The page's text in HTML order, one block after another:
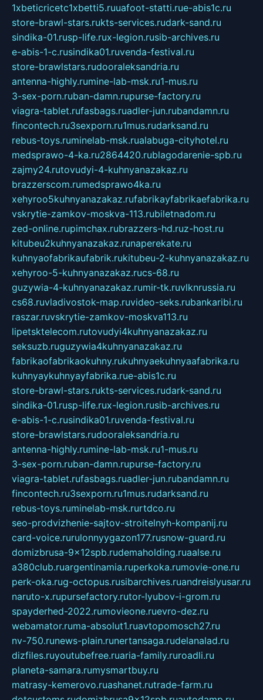
1xbeticricetc1xbetti5.ruuafoot-statti.rue-abis1c.ru
store-brawl-stars.rukts-services.rudark-sand.ru
sindika-01.rusp-life.rux-legion.rusib-archives.ru
e-abis-1-c.rusindika01.ruvenda-festival.ru
store-brawlstars.rudooraleksandria.ru
antenna-highly.rumine-lab-msk.ru1-mus.ru
3-sex-porn.ruban-damn.rupurse-factory.ru
viagra-tablet.rufasbags.ruadler-jun.rubandamn.ru
fincontech.ru3sexporn.ru1mus.rudarksand.ru
rebus-toys.ruminelab-msk.rualabuga-cityhotel.ru
medsprawo-4-ka.ru2864420.rublagodarenie-spb.ru
zajmy24.rutovudyi-4-kuhnyanazakaz.ru
brazzerscom.rumedsprawo4ka.ru
xehyroo5kuhnyanazakaz.rufabrikayfabrikaefabrika.ru
vskrytie-zamkov-moskva-113.rubiletnadom.ru
zed-online.rupimchax.rubrazzers-hd.ruz-host.ru
kitubeu2kuhnyanazakaz.runaperekate.ru
kuhnyaofabrikaufabrik.rukitubeu-2-kuhnyanazakaz.ru
xehyroo-5-kuhnyanazakaz.rucs-68.ru
guzywia-4-kuhnyanazakaz.rumir-tk.ruvlknrussia.ru
cs68.ruvladivostok-map.ruvideo-seks.rubankaribi.ru
raszar.ruvskrytie-zamkov-moskva113.ru
lipetsktelecom.rutovudyi4kuhnyanazakaz.ru
seksuzb.ruguzywia4kuhnyanazakaz.ru
fabrikaofabrikaokuhny.rukuhnyaekuhnyaafabrika.ru
kuhnyaykuhnyayfabrika.rue-abis1c.ru
store-brawl-stars.rukts-services.rudark-sand.ru
sindika-01.rusp-life.rux-legion.rusib-archives.ru
e-abis-1-c.rusindika01.ruvenda-festival.ru
store-brawlstars.rudooraleksandria.ru
antenna-highly.rumine-lab-msk.ru1-mus.ru
3-sex-porn.ruban-damn.rupurse-factory.ru
viagra-tablet.rufasbags.ruadler-jun.rubandamn.ru
fincontech.ru3sexporn.ru1mus.rudarksand.ru
rebus-toys.ruminelab-msk.rurtdco.ru
seo-prodvizhenie-sajtov-stroitelnyh-kompanij.ru
card-voice.rurulonnyygazon177.rusnow-guard.ru
domizbrusa-9x12spb.rudemaholding.ruaalse.ru
a380club.ruargentinamia.ruperkoka.rumovie-one.ru
perk-oka.rug-octopus.rusibarchives.ruandreislyusar.ru
naruto-x.rupursefactory.rutor-lyubov-i-grom.ru
spayderhed-2022.rumovieone.ruevro-dez.ru
webamator.ruma-absolut1.ruavtopomosch27.ru
nv-750.runews-plain.runertansaga.rudelanalad.ru
dizfiles.ruyoutubefree.ruaria-family.ruroadli.ru
planeta-samara.rumysmartbuy.ru
matrasy-kemerovo.ruashanet.rutrade-farm.ru